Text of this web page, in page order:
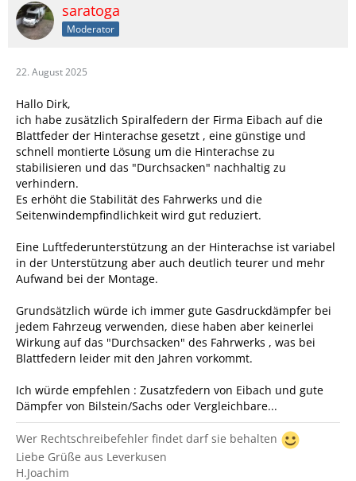
saratoga
Moderator
22. August 2025
Hallo Dirk,
ich habe zusätzlich Spiralfedern der Firma Eibach auf die
Blattfeder der Hinterachse gesetzt , eine günstige und
schnell montierte Lösung um die Hinterachse zu
stabilisieren und das "Durchsacken" nachhaltig zu
verhindern.
Es erhöht die Stabilität des Fahrwerks und die
Seitenwindempfindlichkeit wird gut reduziert.
Eine Luftfederunterstützung an der Hinterachse ist variabel
in der Unterstützung aber auch deutlich teurer und mehr
Aufwand bei der Montage.
Grundsätzlich würde ich immer gute Gasdruckdämpfer bei
jedem Fahrzeug verwenden, diese haben aber keinerlei
Wirkung auf das "Durchsacken" des Fahrwerks , was bei
Blattfedern leider mit den Jahren vorkommt.
Ich würde empfehlen : Zusatzfedern von Eibach und gute
Dämpfer von Bilstein/Sachs oder Vergleichbare...
Wer Rechtschreibefehler findet darf sie behalten
Liebe Grüße aus Leverkusen
H.Joachim